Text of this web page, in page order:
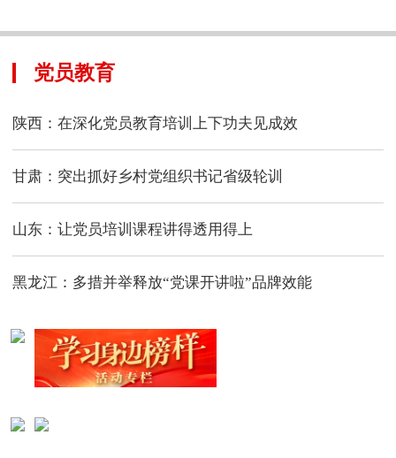
党员教育
陕西：在深化党员教育培训上下功夫见成效
甘肃：突出抓好乡村党组织书记省级轮训
山东：让党员培训课程讲得透用得上
黑龙江：多措并举释放“党课开讲啦”品牌效能